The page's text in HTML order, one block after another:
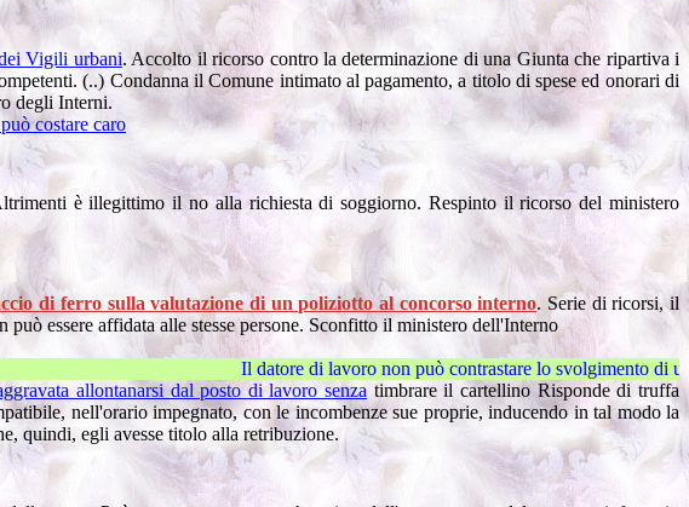
Vigili urbani. Accolto il ricorso contro la determinazione di una Giunta che ripartiva i
(..) Condanna il Comune intimato al pagamento, a titolo di spese ed onorari di
degli Interni.
costare caro
è illegittimo il no alla richiesta di soggiorno. Respinto il ricorso del ministero
di ferro sulla valutazione di un poliziotto al concorso interno. Serie di ricorsi, il
essere affidata alle stesse persone. Sconfitto il ministero dell'Interno
Il datore di lavoro non può contrastare lo svolgimento di un’attività politica
allontanarsi dal posto di lavoro senza timbrare il cartellino Risponde di truffa
nell'orario impegnato, con le incombenze sue proprie, inducendo in tal modo la
quindi, egli avesse titolo alla retribuzione.